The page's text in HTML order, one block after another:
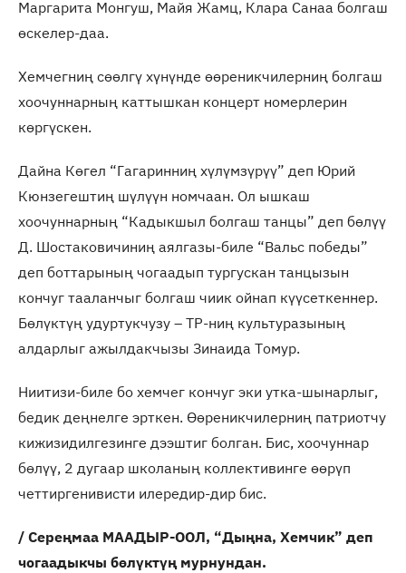
Маргарита Монгуш, Майя Жамц, Клара Санаа болгаш
өскелер-даа.
Хемчегниң сөөлгү хүнүнде өөреникчилерниң болгаш
хоочуннарның каттышкан концерт номерлерин
көргүскен.
Дайна Көгел “Гагаринниң хүлүмзүрүү” деп Юрий
Кюнзегештиң шүлүүн номчаан. Ол ышкаш
хоочуннарның “Кадыкшыл болгаш танцы” деп бөлүү
Д. Шостаковичиниң аялгазы-биле “Вальс победы”
деп боттарының чогаадып тургускан танцызын
кончуг тааланчыг болгаш чиик ойнап күүсеткеннер.
Бөлүктүң удуртукчузу – ТР-ниң культуразының
алдарлыг ажылдакчызы Зинаида Томур.
Ниитизи-биле бо хемчег кончуг эки утка-шынарлыг,
бедик деңнелге эрткен. Өөреникчилерниң патриотчу
кижизидилгезинге дээштиг болган. Бис, хоочуннар
бөлүү, 2 дугаар школаның коллективинге өөрүп
четтиргенивисти илередир-дир бис.
/ Сереңмаа МААДЫР-ООЛ, “Дыңна, Хемчик” деп
чогаадыкчы бөлүктүң мурнундан.